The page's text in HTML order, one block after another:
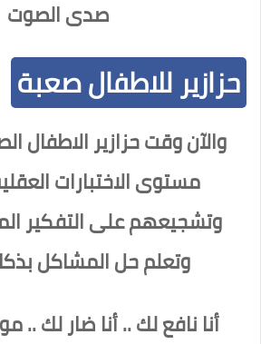
صدى الصوت
حزازير للاطفال صعبة
والآن وقت حزازير الاطفال
مستوى الاختبارات
وتشجيعهم على التفكير
وتعلم حل المشاكل
أنا نافع لك .. أنا ضار لك